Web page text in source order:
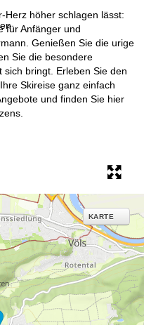
Herz höher schlagen lässt:
für Anfänger und
Genießen Sie die urige
Sie die besondere
bringt. Erleben Sie den
Skireise ganz einfach
und finden Sie hier
KARTE